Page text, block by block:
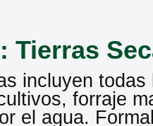
Tierras
incluyen
forraje
el agua.